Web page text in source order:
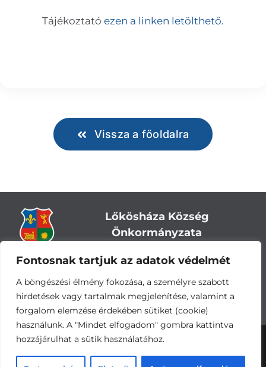
Fontosnak tartjuk az adatok védelmét
A böngészési élmény fokozása, a személyre szabott
hirdetések vagy tartalmak megjelenítése, valamint a
forgalom elemzése érdekében sütiket (cookie)
használunk. A "Mindet elfogadom" gombra kattintva
hozzájárulhat a sütik használatához.
Tájékoztató ezen a linken letölthető.
Vissza a főoldalra
Lőkösháza Község
Önkormányzata
Cím:5743 Lőkösháza, Eleki út 28.
Központi telefonszám:+36 66 244-244
E-mail: titkarsag@lokoshaza.hu
Hivatali Kapu: JZO28
Adatvédelemi nyilatkozat•